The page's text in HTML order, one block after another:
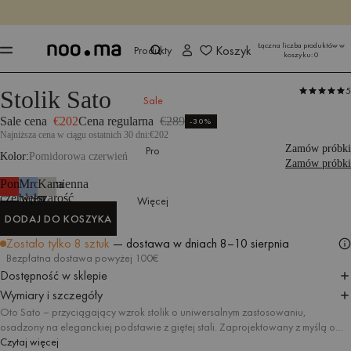
Kup teraz
Produkty
Sale
Pro
Więcej
Koszyk
Łączna liczba produktów w
koszyku:0
Produkty Stoły i stoliki Stoliki boczne
Stolik Sato 5
Sale cena €202Cena regularna €289 -30%
Najniższa cena w ciągu ostatnich 30 dni:€202
Kolor Pomidorowa czerwień
Zamów próbki
Zamów próbki
Pomidorowa
czerwień
Mroźny
błękit
Kamienna
szarość
DODAJ DO KOSZYKA
Zostało tylko 8 sztuk — dostawa w dniach 8–10 sierpnia
Bezpłatna dostawa powyżej 100€
Dostępność w sklepie
Wymiary i szczegóły
Oto Sato – przyciągający wzrok stolik o uniwersalnym zastosowaniu,
osadzony na eleganckiej podstawie z giętej stali. Zaprojektowany z myślą o
estetyce i wygodzie Sato sprawdzi się idealnie zarówno jako stolik w salonie,
Czytaj więcej